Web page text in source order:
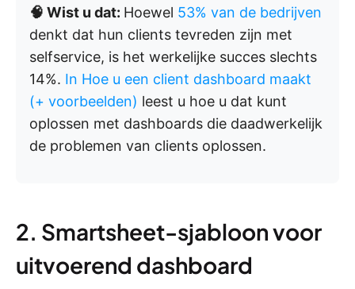
🧠 Wist u dat: Hoewel 53% van de bedrijven
denkt dat hun clients tevreden zijn met
selfservice, is het werkelijke succes slechts
14%. In Hoe u een client dashboard maakt
(+ voorbeelden) leest u hoe u dat kunt
oplossen met dashboards die daadwerkelijk
de problemen van clients oplossen.
2. Smartsheet-sjabloon voor
uitvoerend dashboard